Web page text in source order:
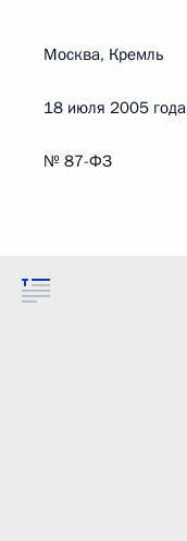
Москва, Кремль
18 июля 2005 года
№ 87-ФЗ